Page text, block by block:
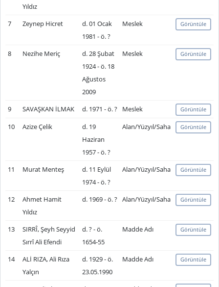
Yıldız
7 Zeynep Hicret
d. 01 Ocak
1981 - ö. ?
Meslek Görüntüle
8 Nezihe Meriç
d. 28 Şubat
1924 - ö. 18
Ağustos
2009
Meslek Görüntüle
9 SAVAŞKAN İLMAK d. 1971 - ö. ? Meslek Görüntüle
10 Azize Çelik
d. 19
Haziran
1957 - ö. ?
Alan/Yüzyıl/Saha Görüntüle
11 Murat Menteş
d. 11 Eylül
1974 - ö. ?
Alan/Yüzyıl/Saha Görüntüle
12
Ahmet Hamit
Yıldız
d. 1969 - ö. ? Alan/Yüzyıl/Saha Görüntüle
13
SIRRÎ, Şeyh Seyyid
Sırrî Ali Efendi
d. ? - ö.
1654-55
Madde Adı Görüntüle
14
ALİ RIZA, Ali Rıza
Yalçın
d. 1929 - ö.
23.05.1990
Madde Adı Görüntüle